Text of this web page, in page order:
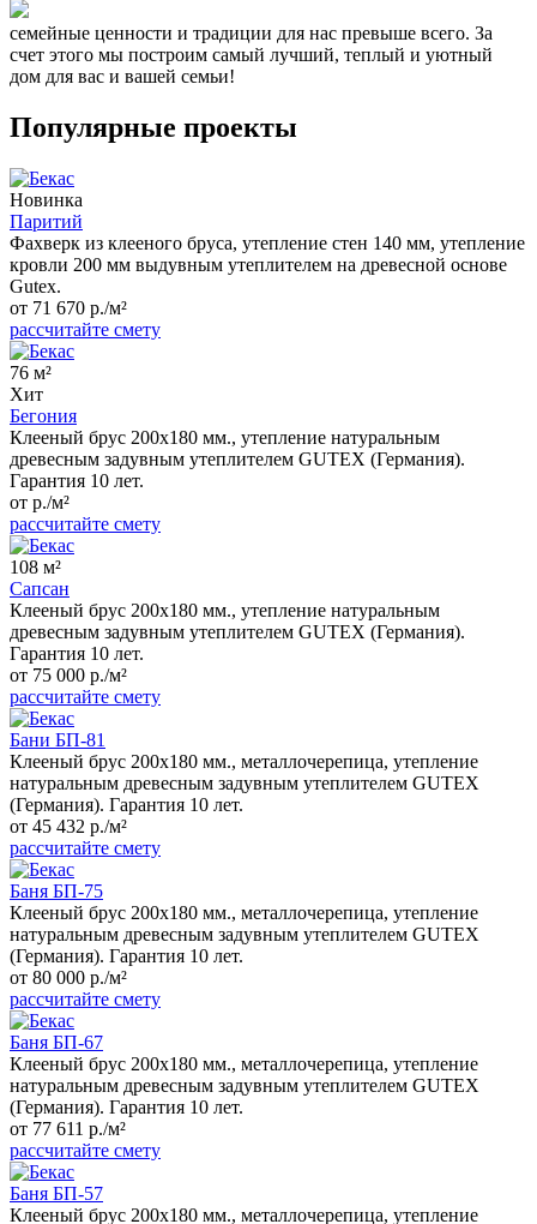
семейные ценности и традиции для нас превыше всего. За
счет этого мы построим самый лучший, теплый и уютный
дом для вас и вашей семьи!
Популярные проекты
Новинка
Паритий
Фахверк из клееного бруса, утепление стен 140 мм, утепление
кровли 200 мм выдувным утеплителем на древесной основе
Gutex.
от 71 670 р./м²
рассчитайте смету
76 м²
Хит
Бегония
Клееный брус 200x180 мм., утепление натуральным
древесным задувным утеплителем GUTEX (Германия).
Гарантия 10 лет.
от р./м²
рассчитайте смету
108 м²
Сапсан
Клееный брус 200x180 мм., утепление натуральным
древесным задувным утеплителем GUTEX (Германия).
Гарантия 10 лет.
от 75 000 р./м²
рассчитайте смету
Бани БП-81
Клееный брус 200x180 мм., металлочерепица, утепление
натуральным древесным задувным утеплителем GUTEX
(Германия). Гарантия 10 лет.
от 45 432 р./м²
рассчитайте смету
Баня БП-75
Клееный брус 200x180 мм., металлочерепица, утепление
натуральным древесным задувным утеплителем GUTEX
(Германия). Гарантия 10 лет.
от 80 000 р./м²
рассчитайте смету
Баня БП-67
Клееный брус 200x180 мм., металлочерепица, утепление
натуральным древесным задувным утеплителем GUTEX
(Германия). Гарантия 10 лет.
от 77 611 р./м²
рассчитайте смету
Баня БП-57
Клееный брус 200x180 мм., металлочерепица, утепление